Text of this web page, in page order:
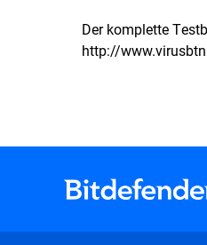
Der komplette
http://